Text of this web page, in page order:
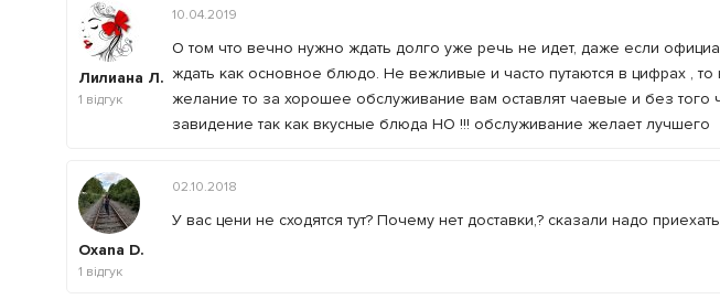
Лилиана Л.
1 відгук
10.04.2019
О том что вечно нужно ждать долго уже речь не идет, даже если
ждать как основное блюдо. Не вежливые и часто путаются в цифрах , то
желание то за хорошее обслуживание вам оставлят чаевые и без того
завидение так как вкусные блюда НО !!! обслуживание желает лучшего
Oxana D.
1 відгук
02.10.2018
У вас цени не сходятся тут? Почему нет доставки,? сказали надо